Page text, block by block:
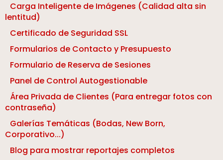
Carga Inteligente de Imágenes (Calidad alta sin
lentitud)
Certificado de Seguridad SSL
Formularios de Contacto y Presupuesto
Formulario de Reserva de Sesiones
Panel de Control Autogestionable
Área Privada de Clientes (Para entregar fotos con
contraseña)
Galerías Temáticas (Bodas, New Born,
Corporativo...)
Blog para mostrar reportajes completos